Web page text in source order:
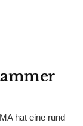
hat eine rund